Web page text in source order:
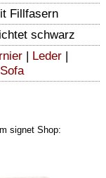
Fillfasern
schwarz
| Leder |
Sofa
signet Shop: